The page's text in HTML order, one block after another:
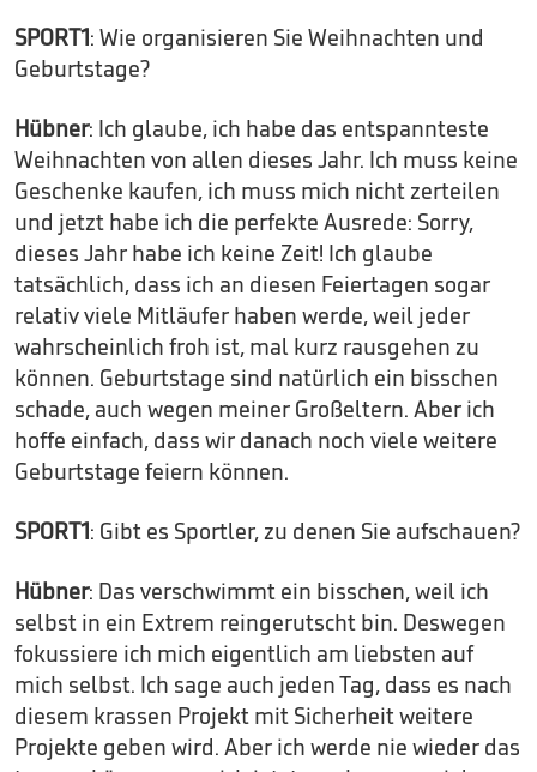
SPORT1: Wie organisieren Sie Weihnachten und
Geburtstage?
Hübner: Ich glaube, ich habe das entspannteste
Weihnachten von allen dieses Jahr. Ich muss keine
Geschenke kaufen, ich muss mich nicht zerteilen
und jetzt habe ich die perfekte Ausrede: Sorry,
dieses Jahr habe ich keine Zeit! Ich glaube
tatsächlich, dass ich an diesen Feiertagen sogar
relativ viele Mitläufer haben werde, weil jeder
wahrscheinlich froh ist, mal kurz rausgehen zu
können. Geburtstage sind natürlich ein bisschen
schade, auch wegen meiner Großeltern. Aber ich
hoffe einfach, dass wir danach noch viele weitere
Geburtstage feiern können.
SPORT1: Gibt es Sportler, zu denen Sie aufschauen?
Hübner: Das verschwimmt ein bisschen, weil ich
selbst in ein Extrem reingerutscht bin. Deswegen
fokussiere ich mich eigentlich am liebsten auf
mich selbst. Ich sage auch jeden Tag, dass es nach
diesem krassen Projekt mit Sicherheit weitere
Projekte geben wird. Aber ich werde nie wieder das